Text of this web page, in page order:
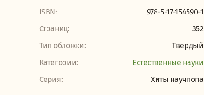
ISBN:
978-5-17-154590-1
Страниц:
352
Тип обложки:
Твердый
Категории:
Естественные науки
Серия:
Хиты научпопа